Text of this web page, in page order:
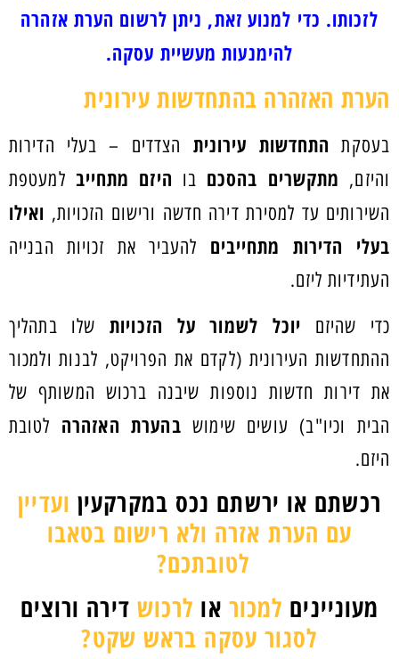
לזכותו. כדי למנוע זאת, ניתן לרשום הערת אזהרה
להימנעות מעשיית עסקה.
הערת האזהרה בהתחדשות עירונית
בעסקת התחדשות עירונית הצדדים – בעלי הדירות
והיזם, מתקשרים בהסכם בו היזם מתחייב למעטפת
השירותים עד למסירת דירה חדשה ורישום הזכויות, ואילו
בעלי הדירות מתחייבים להעביר את זכויות הבנייה
העתידיות ליזם.
כדי שהיזם יוכל לשמור על הזכויותשלו בתהליך
ההתחדשות העירונית (לקדם את הפרויקט, לבנות ולמכור
את דירות חדשות נוספות שיבנה ברכוש המשותף של
הבית וכיו"ב) עושים שימוש בהערת האזהרה לטובת
היזם.
רכשתם או ירשתם נכס במקרקעין ועדיין
עם הערת אזרה ולא רישום בטאבו
לטובתכם?
מעוניינים למכור או לרכוש דירה ורוצים
לסגור עסקה בראש שקט?